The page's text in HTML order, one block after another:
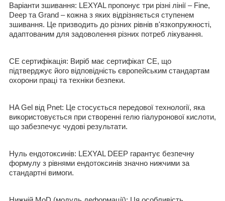
Варіанти зшивання: LEXYAL пропонує три різні лінії – Fine,
Deep та Grand – кожна з яких відрізняється ступенем
зшивання. Це призводить до різних рівнів в'язкопружності,
адаптованим для задоволення різних потреб лікування.
CE сертифікація: Виріб має сертифікат CE, що
підтверджує його відповідність європейським стандартам
охорони праці та техніки безпеки.
HA Gel від Pnet: Це стосується передової технології, яка
використовується при створенні гелю гіалуронової кислоти,
що забезпечує чудові результати.
Нуль ендотоксинів: LEXYAL DEEP гарантує безпечну
формулу з рівнями ендотоксинів значно нижчими за
стандартні вимоги.